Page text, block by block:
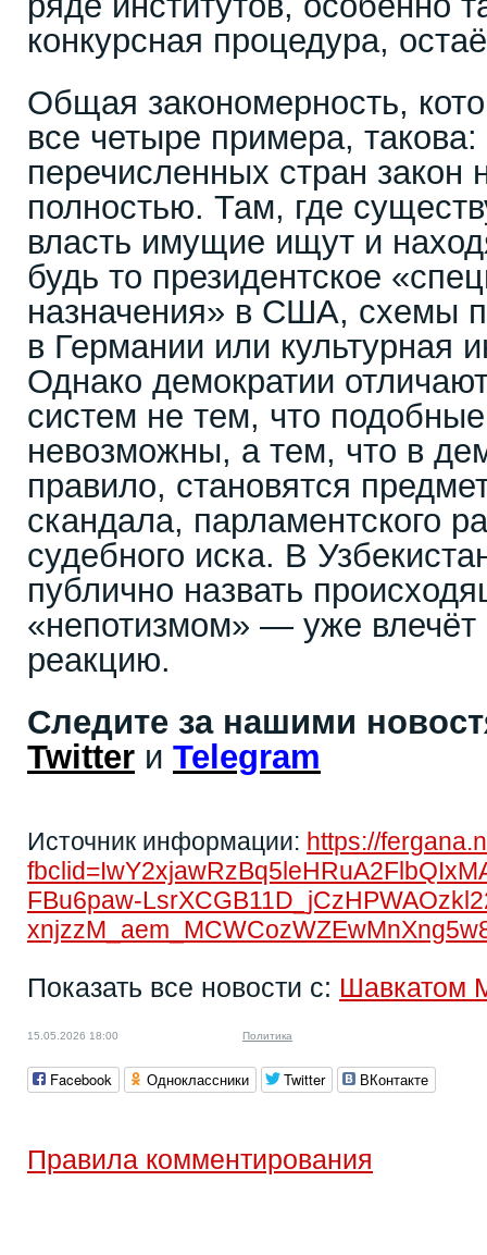
конкурсная процедура,
Общая закономерность,
все четыре примера,
перечисленных стран закон
полностью. Там, где
власть имущие ищут и
будь то президентское
назначения» в США, схемы
в Германии или культурная
Однако демократии
систем не тем, что
невозможны, а тем, что в
правило, становятся
скандала, парламентского
судебного иска. В
публично назвать
«непотизмом» — уже влечёт
реакцию.
Следите за нашими
Twitter и Telegram
Источник информации: https://
FBu6paw-
Показать все новости с: Шавкатом
15.05.2026 18:00 Политика
Facebook Одноклассники Twitter ВКонтакте
Правила комментирования